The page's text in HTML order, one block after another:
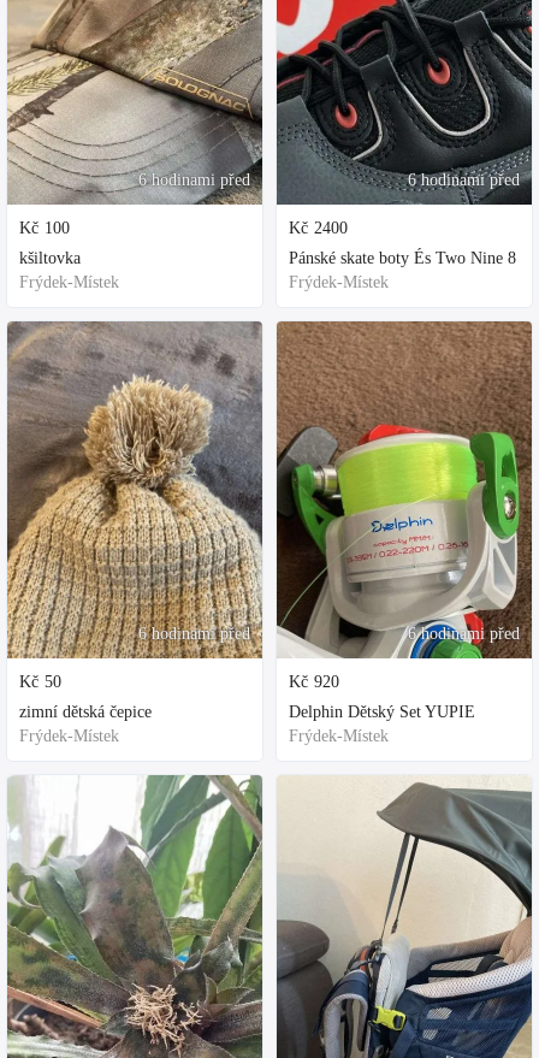
6 hodinami před
Kč 100
kšiltovka
Frýdek-Místek
6 hodinami před
Kč 50
zimní dětská čepice
Frýdek-Místek
6 hodinami před
Kč 2400
Pánské skate boty És Two Nine 8
Frýdek-Místek
6 hodinami před
Kč 920
Delphin Dětský Set YUPIE
Frýdek-Místek